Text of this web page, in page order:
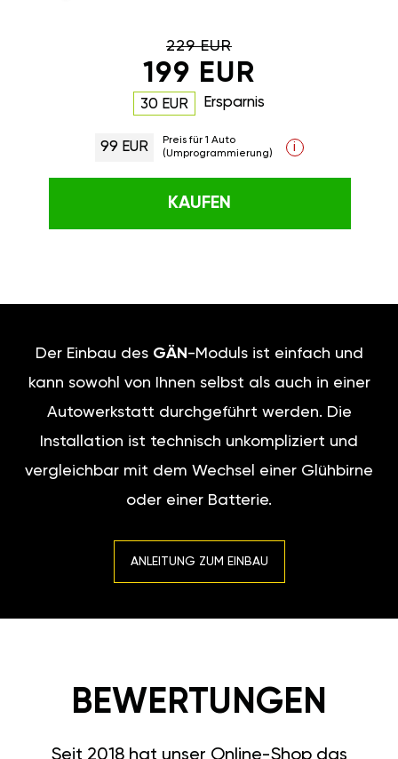
229 EUR
199 EUR
30 EUR Ersparnis
99 EUR
Preis für 1 Auto
(Umprogrammierung)
i
KAUFEN
Der Einbau des GÄN -Moduls ist einfach und
kann sowohl von Ihnen selbst als auch in einer
Autowerkstatt durchgeführt werden. Die
Installation ist technisch unkompliziert und
vergleichbar mit dem Wechsel einer Glühbirne
oder einer Batterie.
ANLEITUNG ZUM EINBAU
BEWERTUNGEN
Seit 2018 hat unser Online-Shop das